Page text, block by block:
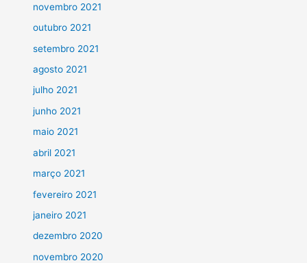
novembro 2021
outubro 2021
setembro 2021
agosto 2021
julho 2021
junho 2021
maio 2021
abril 2021
março 2021
fevereiro 2021
janeiro 2021
dezembro 2020
novembro 2020